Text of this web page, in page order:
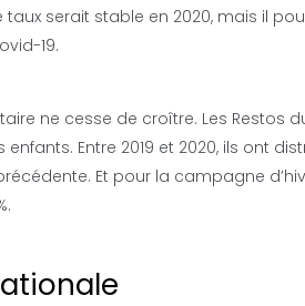
serait stable en 2020, mais il
19.
ne cesse de croître. Les Restos
Entre 2019 et 2020, ils ont
Et pour la campagne